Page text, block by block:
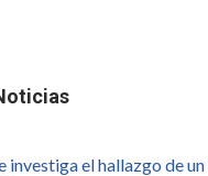
investiga el hallazgo de